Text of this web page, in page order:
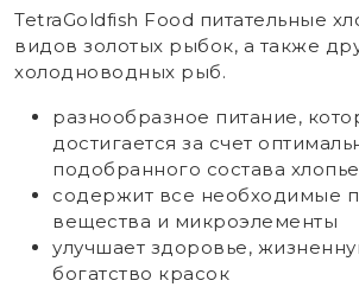
TetraGoldfish Food питательные
видов золотых рыбок, а также
холодноводных рыб.
разнообразное питание,
достигается за счет
подобранного состава
содержит все необходимые
вещества и микроэлементы
улучшает здоровье,
богатство красок